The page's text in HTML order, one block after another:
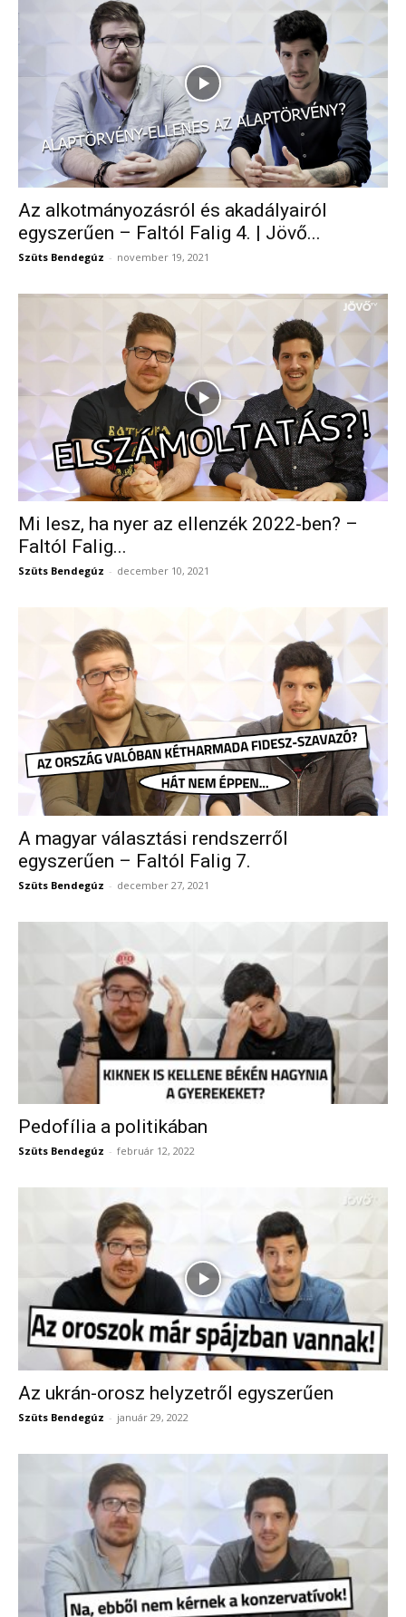
Az alkotmányozásról és akadályairól
egyszerűen – Faltól Falig 4. | Jövő...
Szüts Bendegúz - november 19, 2021
Mi lesz, ha nyer az ellenzék 2022-ben? –
Faltól Falig...
Szüts Bendegúz - december 10, 2021
A magyar választási rendszerről
egyszerűen – Faltól Falig 7.
Szüts Bendegúz - december 27, 2021
Pedofília a politikában
Szüts Bendegúz - február 12, 2022
Az ukrán-orosz helyzetről egyszerűen
Szüts Bendegúz - január 29, 2022